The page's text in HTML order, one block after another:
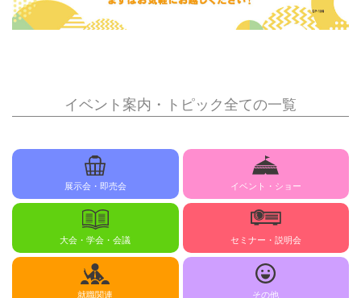
イベント案内・トピック全ての一覧
展示会・即売会 イベント・ショー
大会・学会・会議 セミナー・説明会
就職関連 その他